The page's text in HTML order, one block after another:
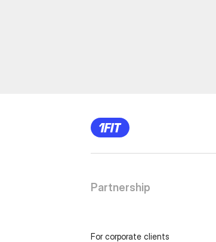
Partnership
For corporate clients